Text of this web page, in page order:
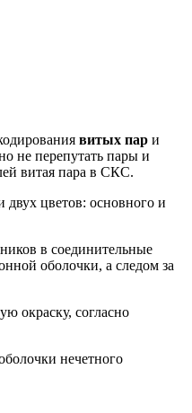
витых пар и
не перепутать пары и
витая пара в СКС.
цветов: основного и
в соединительные
оболочки, а следом за
окраску, согласно
нечетного